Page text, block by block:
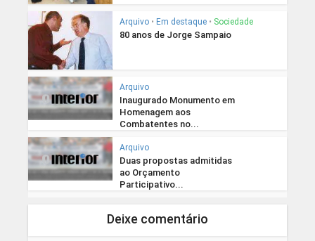
Arquivo • Em destaque • Sociedade
80 anos de Jorge Sampaio
Arquivo
Inaugurado Monumento em
Homenagem aos
Combatentes no...
Arquivo
Duas propostas admitidas
ao Orçamento
Participativo...
Deixe comentário